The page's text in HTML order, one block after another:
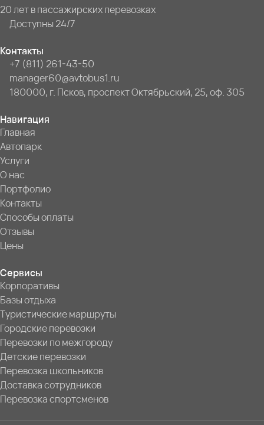
20 лет в пассажирских перевозках
Доступны 24/7
Контакты
+7 (811) 261-43-50
manager60@avtobus1.ru
180000, г. Псков, проспект Октябрьский, 25, оф. 305
Навигация
Главная
Автопарк
Услуги
О нас
Портфолио
Контакты
Способы оплаты
Отзывы
Цены
Сервисы
Корпоративы
Базы отдыха
Туристические маршруты
Городские перевозки
Перевозки по межгороду
Детские перевозки
Перевозка школьников
Доставка сотрудников
Перевозка спортсменов